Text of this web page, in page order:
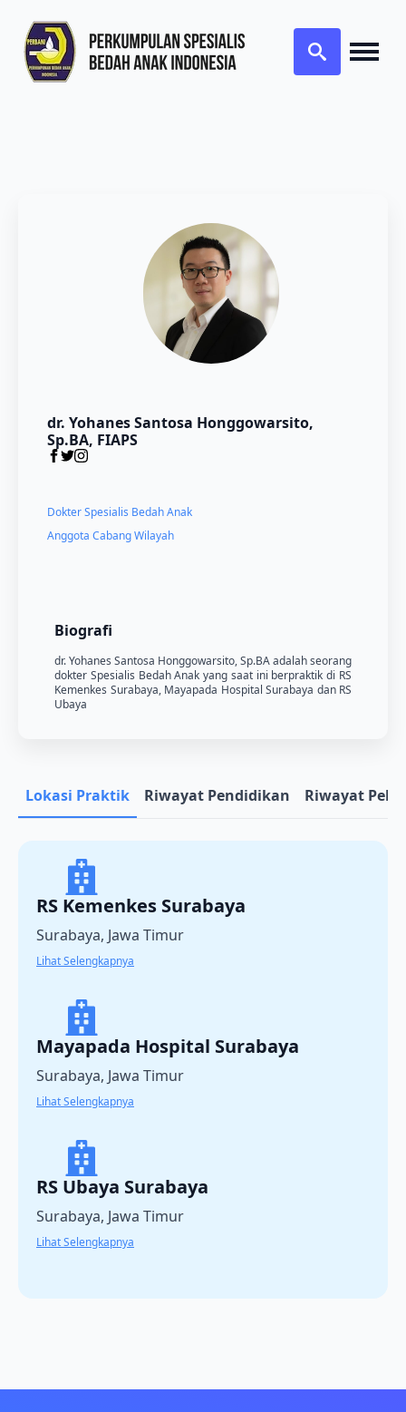
dr. Yohanes Santosa Honggowarsito,
Sp.BA, FIAPS
Dokter Spesialis Bedah Anak
Anggota Cabang Wilayah
Biografi
dr. Yohanes Santosa Honggowarsito, Sp.BA adalah seorang
dokter Spesialis Bedah Anak yang saat ini berpraktik di RS
Kemenkes Surabaya, Mayapada Hospital Surabaya dan RS
Ubaya
Lokasi Praktik Riwayat Pendidikan Riwayat
RS Kemenkes Surabaya
Surabaya, Jawa Timur
Lihat Selengkapnya
Mayapada Hospital Surabaya
Surabaya, Jawa Timur
Lihat Selengkapnya
RS Ubaya Surabaya
Surabaya, Jawa Timur
Lihat Selengkapnya